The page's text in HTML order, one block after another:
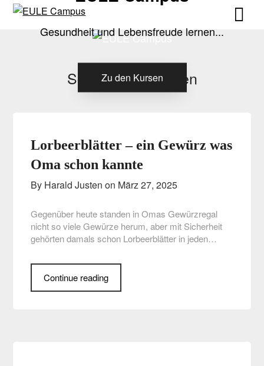
Skip
Skip
Gesundheit und Lebensfreude lernen...
Zu den Kursen
Schlagwort:kochen
Lorbeerblätter – ein Gewürz was
Oma schon kannte
By Harald Justen on März 27, 2025
Gegenüber heute standen in Omas Gewürzregal
nicht so viele Gewürze herum, aber mit Sicherheit
gehörten damals schon Lorbeerblätter in jeden…
Continue reading